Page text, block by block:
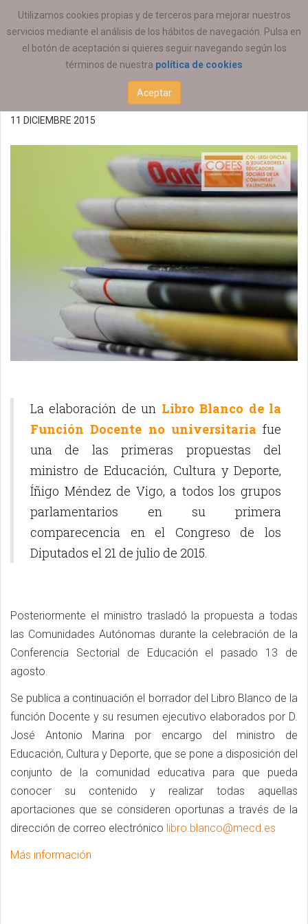
Utilizamos cookies propias y de terceros para mejorar nuestros
servicios mediante el análisis de los hábitos de navegación. Pulsa en
el botón de aceptación si quieres seguir navegando según los
términos de nuestra política de cookies
Aceptar
ESTÁ AQUÍ: ACTUALIDAD ESTATAL
Libro Blanco de la
Función Docente
11 DICIEMBRE 2015
La elaboración de un Libro Blanco de la
Función Docente no universitaria fue
una de las primeras propuestas del
ministro de Educación, Cultura y Deporte,
Íñigo Méndez de Vigo, a todos los grupos
parlamentarios en su primera
comparecencia en el Congreso de los
Diputados el 21 de julio de 2015.
Posteriormente el ministro trasladó la propuesta a todas
las Comunidades Autónomas durante la celebración de la
Conferencia Sectorial de Educación el pasado 13 de
agosto.
Se publica a continuación el borrador del Libro Blanco de la
función Docente y su resumen ejecutivo elaborados por D.
José Antonio Marina por encargo del ministro de
Educación, Cultura y Deporte, que se pone a disposición del
conjunto de la comunidad educativa para que pueda
conocer su contenido y realizar todas aquellas
aportaciones que se consideren oportunas a través de la
dirección de correo electrónico libro.blanco@mecd.es
Más información